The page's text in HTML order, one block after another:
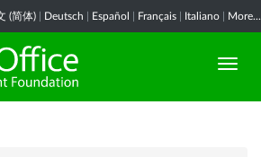
(简体) Deutsch Español Français Italiano More...